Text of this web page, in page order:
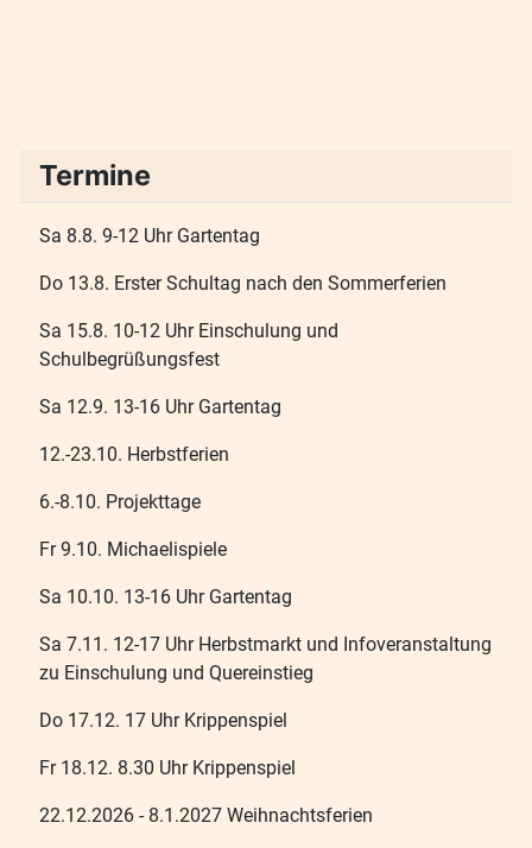
Termine
Sa 8.8. 9-12 Uhr Gartentag
Do 13.8. Erster Schultag nach den Sommerferien
Sa 15.8. 10-12 Uhr Einschulung und
Schulbegrüßungsfest
Sa 12.9. 13-16 Uhr Gartentag
12.-23.10. Herbstferien
6.-8.10. Projekttage
Fr 9.10. Michaelispiele
Sa 10.10. 13-16 Uhr Gartentag
Sa 7.11. 12-17 Uhr Herbstmarkt und Infoveranstaltung
zu Einschulung und Quereinstieg
Do 17.12. 17 Uhr Krippenspiel
Fr 18.12. 8.30 Uhr Krippenspiel
22.12.2026 - 8.1.2027 Weihnachtsferien